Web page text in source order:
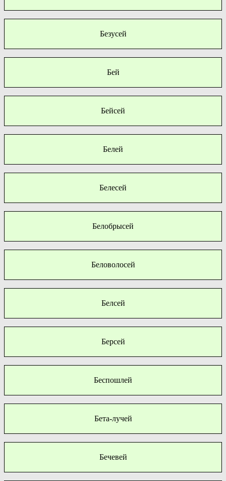
Безусей
Бей
Бейсей
Белей
Белесей
Белобрысей
Беловолосей
Белсей
Берсей
Беспошлей
Бета-лучей
Бечевей